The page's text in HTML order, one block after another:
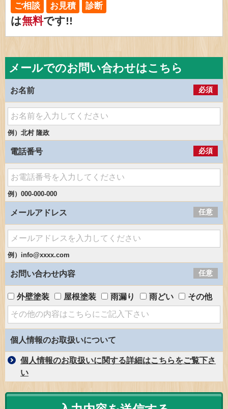
ご相談 お見積 診断
は無料です!!
メールでのお問い合わせはこちら
お名前 必須
例）北村 隆政
電話番号 必須
例）000-000-000
メールアドレス 任意
例）info@xxxx.com
お問い合わせ内容 任意
外壁塗装 屋根塗装 雨漏り 雨どい その他
個人情報のお取扱いについて
個人情報のお取扱いに関する詳細はこちらをご覧下さ
い